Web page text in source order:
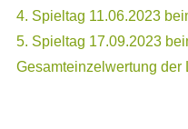
4. Spieltag 11.06.2023
5. Spieltag 17.09.2023
Gesamteinzelwertung der